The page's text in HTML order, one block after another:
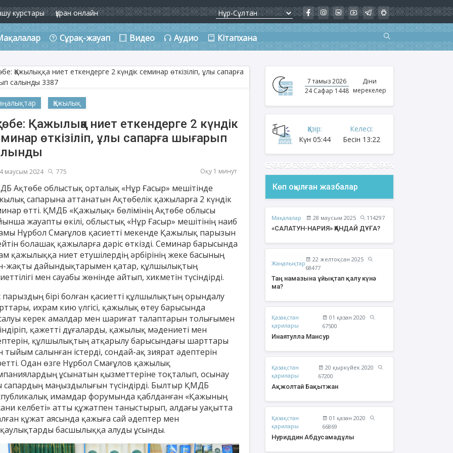
курстары Құран онлайн
Сұрақ-жауап Видео Аудио Кітапхана
Бекжан
Жұмабаев Данияр
Әлимұхамедұлы
Ақжолтай Бақытжан
Әбішев Қуаныш
Қажылық
Қажылыққа ниет еткендерге 2 күндік
өткізіліп, ұлы сапарға шығарып
маусым 2024 775 Оқу 1 минут
Ақтөбе облыстық орталық «Нұр Ғасыр» мешітінде
сапарына аттанатын Ақтөбелік қажыларға 2 күндік
өтті. ҚМДБ «Қажылық» бөлімінің Ақтөбе облысы
жауапты өкілі, облыстық «Нұр Ғасыр» мешітінің наиб
Нұрбол Смағұлов қасиетті мекенде Қажылық парызын
болашақ қажыларға дәріс өткізді. Семинар барысында
қажылыққа ниет етушілердің әрбірінің жеке басының
жақты дайындықтарымен қатар, құлшылықтың
мен сауабы жөнінде айтып, хикметін түсіндірді.
парыздың бірі болған қасиетті құлшылықтың орындалу
ихрам кию үлгісі, қажылық өтеу барысында
керек амалдар мен шариғат талаптарын толығымен
қажетті дұғаларды, қажылық мәдениеті мен
құлшылықтың атқарылу барысындағы шарттары
тыйым салынған істерді, сондай-ақ зиярат әдептерін
Одан өзге Нұрбол Смағұлов қажылық
ұсынатын қызметтеріне тоқталып, осынау
сапардың маңыздылығын түсіндірді. Былтыр ҚМДБ
имамдар форумында қаблданған «Қажының
келбеті» атты құжатпен таныстырып, алдағы уақытта
құжат аясында қажыға сай әдептер мен
басшылыққа алуды ұсынды.
7 тамыз 2026
24 Сафар 1448
Діни
мерекелер
Қазір:
Күн 05:44
Келесі:
Бесін 13:22
Көп оқылған жазбалар
Мақалалар 28 маусым 2025
114297
«САЛАТУН-НАРИЯ» ҚАНДАЙ ДҰҒА?
Жаңалықтар
22 желтоқсан 2025
68477
Таң намазына ұйықтап қалу күнә
ма?
Қазақстан
қарилары
01 қазан 2020
67500
Инаятулла Мансур
Қазақстан
қарилары
20 қыркүйек 2020
67200
Ақжолтай Бақытжан
Қазақстан
қарилары
01 қазан 2020
66869
Нуриддин Абдусамадұлы